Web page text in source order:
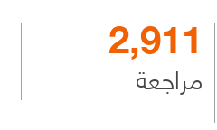
2,911
مراجعة